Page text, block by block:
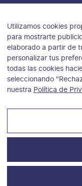
para Argentina,
para México
Utilizamos cookies
para mostrarte
elaborado a partir de
personalizar tus
todas las cookies
seleccionando
nuestra Política de